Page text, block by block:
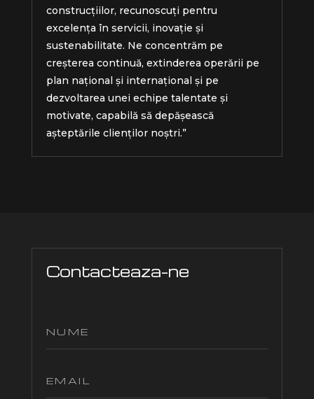
construcțiilor, recunoscuți pentru
excelența în servicii, inovație și
sustenabilitate. Ne concentrăm pe
creșterea continuă, extinderea operării pe
plan național și internațional și pe
dezvoltarea unei echipe talentate și
motivate, capabilă să depășească
așteptările clienților noștri.”
Contacteaza-ne